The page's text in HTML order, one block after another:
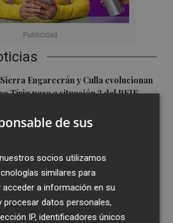
Engarcerán y Culla evolucionan
Tírig pasa a situación 2 del PEIF
de casi 50.000 euros para
deportivas de Abenarabi en
de la Región acreditadas con el
están en Cartagena
vuelve a las letras del Tesoro y
en 6 meses
de sus
socios utilizamos
similares para
acceder a información en su
procesar datos personales,
IP, identificadores únicos